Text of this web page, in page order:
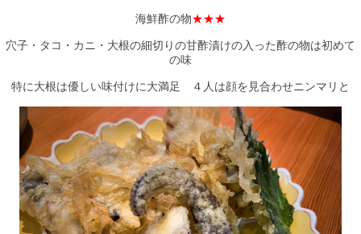
海鮮酢の物★★★
穴子・タコ・カニ・大根の細切りの甘酢漬けの入った酢の物は初めて
の味
特に大根は優しい味付けに大満足 ４人は顔を見合わせニンマリと